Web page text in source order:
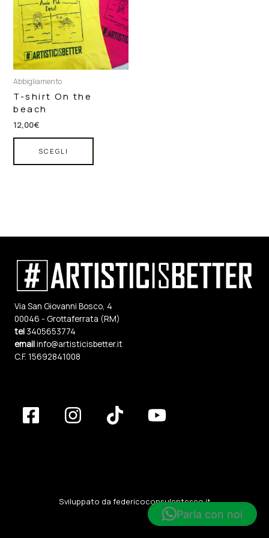
Abbigliamento
T-shirt On the
beach
12,00€
SCEGLI
varianti.
Le
opzioni
possono
essere
scelte
Via San Giovanni Bosco, 4
00046 - Grottaferrata (RM)
tel 3405653774
emailinfo@artisticisbetter.it
C.F. 15692841008
Sviluppato da federicoconsulenteseo.it
Parla con noi